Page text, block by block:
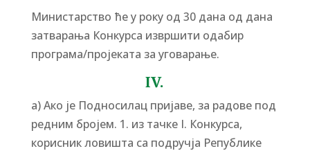
Министарство ће у року од 30 дана од дана
затварања Конкурса извршити одабир
програма/пројеката за уговарање.
IV.
а) Ако је Подносилац пријаве, за радове под
редним бројем. 1. из тачке I. Конкурса,
корисник ловишта са подручја Републике